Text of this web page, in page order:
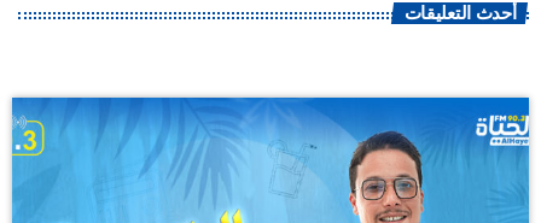
أحدث التعليقات